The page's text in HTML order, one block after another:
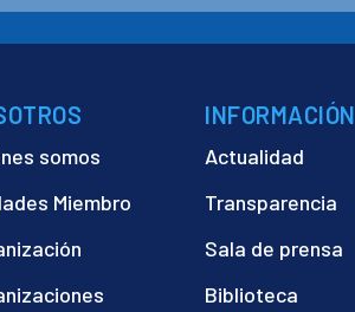
somos
Miembro
INFORMACIÓN
Actualidad
Transparencia
Sala de prensa
Biblioteca